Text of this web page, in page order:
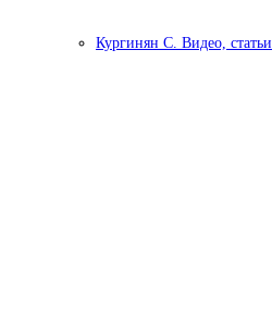
Кургинян С. Видео, статьи